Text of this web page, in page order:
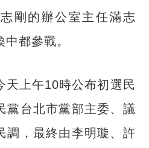
剛的辦公室主任滿志
都參戰。
天上午10時公布初選民
黨台北市黨部主委、議
調，最終由李明璇、許